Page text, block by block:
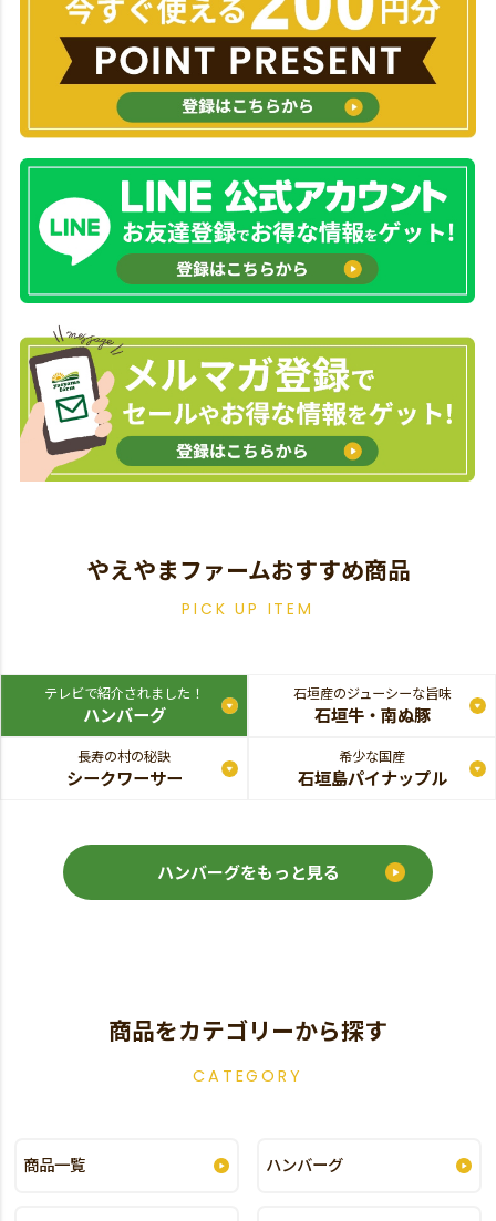
やえやまファームおすすめ商品
PICK UP ITEM
テレビで紹介されました！
ハンバーグ
石垣産のジューシーな旨味
石垣牛・南ぬ豚
長寿の村の秘訣
シークワーサー
希少な国産
石垣島パイナップル
ハンバーグをもっと見る
商品をカテゴリーから探す
CATEGORY
商品一覧 ハンバーグ